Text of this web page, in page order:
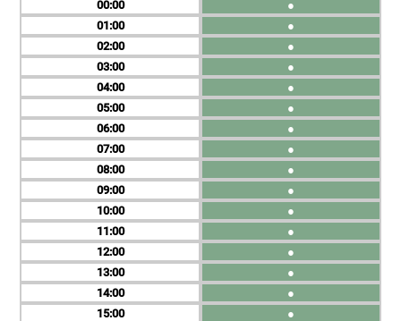
00
01
02
03
04
05
06
07
08
09
10
11
12
13
14
15
●
●
●
●
●
●
●
●
●
●
●
●
●
●
●
●